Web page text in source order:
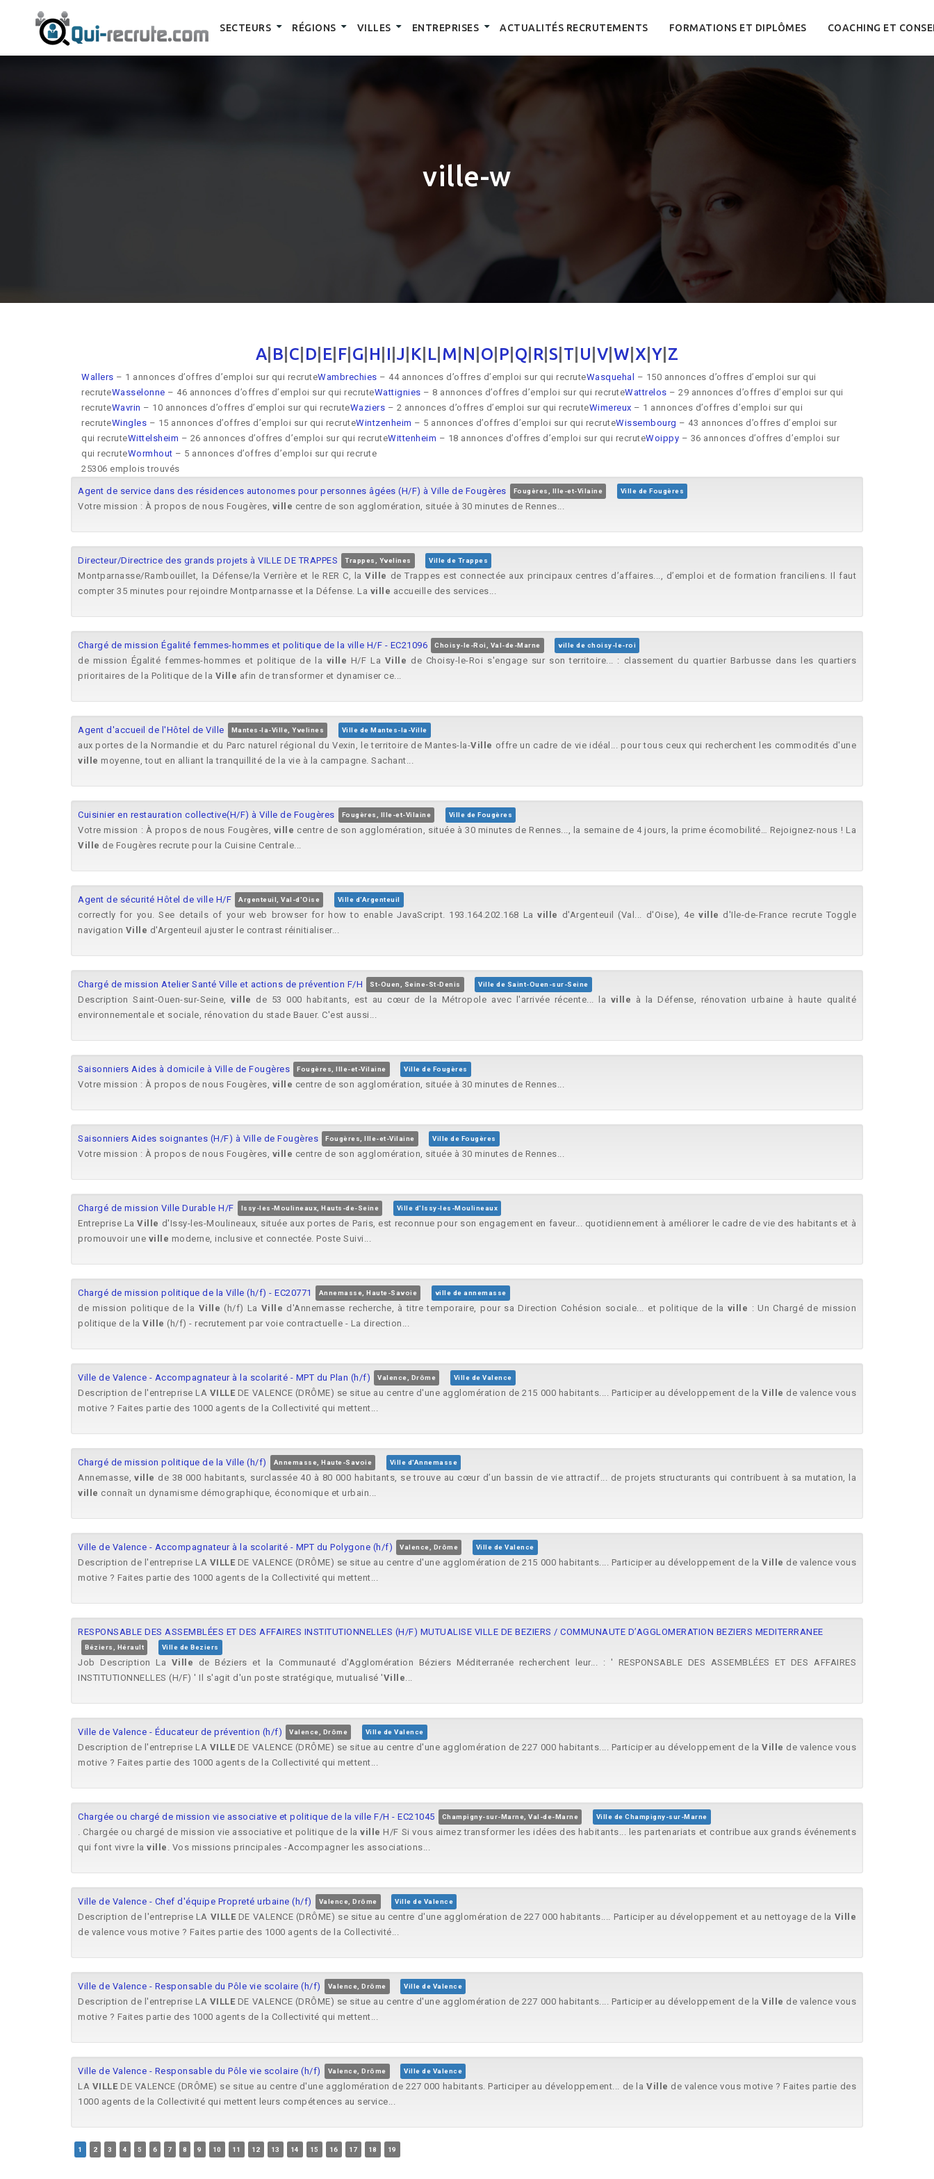
SECTEURS RÉGIONS VILLES ENTREPRISES ACTUALITÉS RECRUTEMENTS FORMATIONS ET DIPLÔMES COACHING ET
ville-w
A B C D E F G H I J K L M N O P Q R S T U V W X Y Z
Wallers – 1 annonces d’offres d’emploi sur qui recruteWambrechies – 44 annonces d’offres d’emploi sur qui recruteWasquehal
– 150 annonces d’offres d’emploi sur qui
recruteWasselonne – 46 annonces d’offres d’emploi sur qui recruteWattignies – 8 annonces d’offres d’emploi sur qui recruteWattrelos – 29 annonces d’offres d’emploi sur qui
recruteWavrin – 10 annonces d’offres d’emploi sur qui recruteWaziers – 2 annonces d’offres d’emploi sur qui recruteWimereux – 1 annonces d’offres d’emploi sur qui
recruteWingles – 15 annonces d’offres d’emploi sur qui recruteWintzenheim – 5 annonces d’offres d’emploi sur qui recruteWissembourg – 43 annonces d’offres d’emploi sur
qui recruteWittelsheim – 26 annonces d’offres d’emploi sur qui recruteWittenheim – 18 annonces d’offres d’emploi sur qui recruteWoippy – 36 annonces d’offres d’emploi sur
qui recruteWormhout – 5 annonces d’offres d’emploi sur qui recrute
25306 emplois trouvés
Agent de service dans des résidences autonomes pour personnes âgées (H/F) à Ville de Fougères Fougères, Ille-et-Vilaine Ville de Fougères
Votre mission : À propos de nous Fougères, ville centre de son agglomération, située à 30 minutes de Rennes...
Directeur/Directrice des grands projets à VILLE DE TRAPPES Trappes, Yvelines Ville de Trappes
Montparnasse/Rambouillet, la Défense/la Verrière et le RER C, laVille de Trappes est connectée aux principaux centres d’affaires..., d’emploi et de formation franciliens. Il faut
compter 35 minutes pour rejoindre Montparnasse et la Défense. La ville accueille des services...
Chargé de mission Égalité femmes-hommes et politique de la ville H/F - EC21096 Choisy-le-Roi, Val-de-Marne ville de choisy-le-roi
de mission Égalité femmes-hommes et politique de la ville H/F La Ville de Choisy-le-Roi s'engage sur son territoire... : classement du quartier Barbusse dans les quartiers
prioritaires de la Politique de la Ville afin de transformer et dynamiser ce...
Agent d'accueil de l'Hôtel de Ville Mantes-la-Ville, Yvelines Ville de Mantes-la-Ville
aux portes de la Normandie et du Parc naturel régional du Vexin, le territoire de Mantes-la-Ville offre un cadre de vie idéal... pour tous ceux qui recherchent les commodités d'une
ville moyenne, tout en alliant la tranquillité de la vie à la campagne. Sachant...
Cuisinier en restauration collective(H/F) à Ville de Fougères Fougères, Ille-et-Vilaine Ville de Fougères
Votre mission : À propos de nous Fougères, ville centre de son agglomération, située à 30 minutes de Rennes..., la semaine de 4 jours, la prime écomobilité… Rejoignez-nous ! La
Ville de Fougères recrute pour la Cuisine Centrale...
Agent de sécurité Hôtel de ville H/F Argenteuil, Val-d'Oise Ville d'Argenteuil
correctly for you. See details of your web browser for how to enable JavaScript. 193.164.202.168 Laville d'Argenteuil (Val... d'Oise), 4eville d'Ile-de-France recrute Toggle
navigation Ville d'Argenteuil ajuster le contrast réinitialiser...
Chargé de mission Atelier Santé Ville et actions de prévention F/H St-Ouen, Seine-St-Denis Ville de Saint-Ouen-sur-Seine
Description Saint-Ouen-sur-Seine,ville de 53 000 habitants, est au cœur de la Métropole avec l'arrivée récente... la ville à la Défense, rénovation urbaine à haute qualité
environnementale et sociale, rénovation du stade Bauer. C'est aussi...
Saisonniers Aides à domicile à Ville de Fougères Fougères, Ille-et-Vilaine Ville de Fougères
Votre mission : À propos de nous Fougères, ville centre de son agglomération, située à 30 minutes de Rennes...
Saisonniers Aides soignantes (H/F) à Ville de Fougères Fougères, Ille-et-Vilaine Ville de Fougères
Votre mission : À propos de nous Fougères, ville centre de son agglomération, située à 30 minutes de Rennes...
Chargé de mission Ville Durable H/F Issy-les-Moulineaux, Hauts-de-Seine Ville d'Issy-les-Moulineaux
Entreprise LaVille d'Issy-les-Moulineaux, située aux portes de Paris, est reconnue pour son engagement en faveur... quotidiennement à améliorer le cadre de vie des habitants et à
promouvoir une ville moderne, inclusive et connectée. Poste Suivi...
Chargé de mission politique de la Ville (h/f) - EC20771 Annemasse, Haute-Savoie ville de annemasse
de mission politique de la Ville (h/f) La Ville d'Annemasse recherche, à titre temporaire, pour sa Direction Cohésion sociale... et politique de la ville : Un Chargé de mission
politique de la Ville (h/f) - recrutement par voie contractuelle - La direction...
Ville de Valence - Accompagnateur à la scolarité - MPT du Plan (h/f) Valence, Drôme Ville de Valence
Description de l'entreprise LA VILLE DE VALENCE (DRÔME) se situe au centre d'une agglomération de 215 000 habitants.... Participer au développement de laVille de valence vous
motive ? Faites partie des 1000 agents de la Collectivité qui mettent...
Chargé de mission politique de la Ville (h/f) Annemasse, Haute-Savoie Ville d'Annemasse
Annemasse,ville de 38 000 habitants, surclassée 40 à 80 000 habitants, se trouve au cœur d’un bassin de vie attractif... de projets structurants qui contribuent à sa mutation, la
ville connaît un dynamisme démographique, économique et urbain...
Ville de Valence - Accompagnateur à la scolarité - MPT du Polygone (h/f) Valence, Drôme Ville de Valence
Description de l'entreprise LA VILLE DE VALENCE (DRÔME) se situe au centre d'une agglomération de 215 000 habitants.... Participer au développement de laVille de valence vous
motive ? Faites partie des 1000 agents de la Collectivité qui mettent...
RESPONSABLE DES ASSEMBLÉES ET DES AFFAIRES INSTITUTIONNELLES (H/F) MUTUALISE VILLE DE BEZIERS / COMMUNAUTE D’AGGLOMERATION BEZIERS MEDITERRANEE
Béziers, Hérault Ville de Beziers
Job Description La Ville de Béziers et la Communauté d'Agglomération Béziers Méditerranée recherchent leur... : ' RESPONSABLE DES ASSEMBLÉES ET DES AFFAIRES
INSTITUTIONNELLES (H/F) ' Il s'agit d'un poste stratégique, mutualisé 'Ville...
Ville de Valence - Éducateur de prévention (h/f) Valence, Drôme Ville de Valence
Description de l'entreprise LA VILLE DE VALENCE (DRÔME) se situe au centre d'une agglomération de 227 000 habitants.... Participer au développement de laVille de valence vous
motive ? Faites partie des 1000 agents de la Collectivité qui mettent...
Chargée ou chargé de mission vie associative et politique de la ville F/H - EC21045 Champigny-sur-Marne, Val-de-Marne Ville de Champigny-sur-Marne
. Chargée ou chargé de mission vie associative et politique de laville H/F Si vous aimez transformer les idées des habitants... les partenariats et contribue aux grands événements
qui font vivre la ville . Vos missions principales -Accompagner les associations...
Ville de Valence - Chef d'équipe Propreté urbaine (h/f) Valence, Drôme Ville de Valence
Description de l'entreprise LA VILLE DE VALENCE (DRÔME) se situe au centre d'une agglomération de 227 000 habitants.... Participer au développement et au nettoyage de la Ville
de valence vous motive ? Faites partie des 1000 agents de la Collectivité...
Ville de Valence - Responsable du Pôle vie scolaire (h/f) Valence, Drôme Ville de Valence
Description de l'entreprise LA VILLE DE VALENCE (DRÔME) se situe au centre d'une agglomération de 227 000 habitants.... Participer au développement de laVille de valence vous
motive ? Faites partie des 1000 agents de la Collectivité qui mettent...
Ville de Valence - Responsable du Pôle vie scolaire (h/f) Valence, Drôme Ville de Valence
LA VILLE DE VALENCE (DRÔME) se situe au centre d'une agglomération de 227 000 habitants. Participer au développement... de la Ville de valence vous motive ? Faites partie des
1000 agents de la Collectivité qui mettent leurs compétences au service...
1 2 3 4 5 6 7 8 9 10 11 12 13 14 15 16 17 18 19